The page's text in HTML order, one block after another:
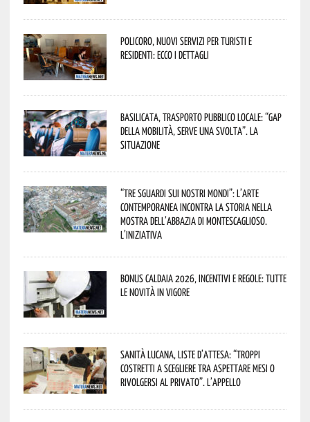
Policoro, nuovi servizi per turisti e
residenti: ecco i dettagli
Basilicata, trasporto pubblico locale: “Gap
della mobilità, serve una svolta”. La
situazione
“Tre Sguardi sui Nostri Mondi”: l’arte
contemporanea incontra la storia nella
mostra dell’Abbazia di Montescaglioso.
L’iniziativa
Bonus caldaia 2026, incentivi e regole: tutte
le novità in vigore
Sanità lucana, liste d’attesa: “Troppi
costretti a scegliere tra aspettare mesi o
rivolgersi al privato”. L’appello